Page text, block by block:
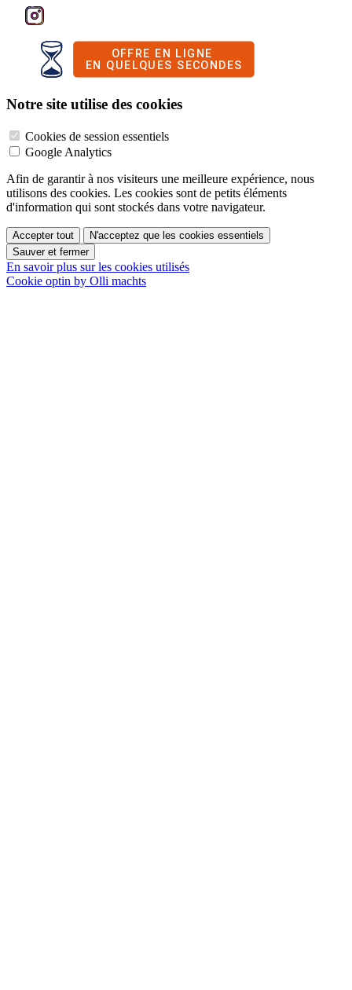
Notre site utilise des cookies
Cookies de session essentiels
Google Analytics
Afin de garantir à nos visiteurs une meilleure expérience, nous
utilisons des cookies. Les cookies sont de petits éléments
d'information qui sont stockés dans votre navigateur.
Accepter tout
N'acceptez que les cookies essentiels
Sauver et fermer
En savoir plus sur les cookies utilisés
Cookie optin by Olli machts